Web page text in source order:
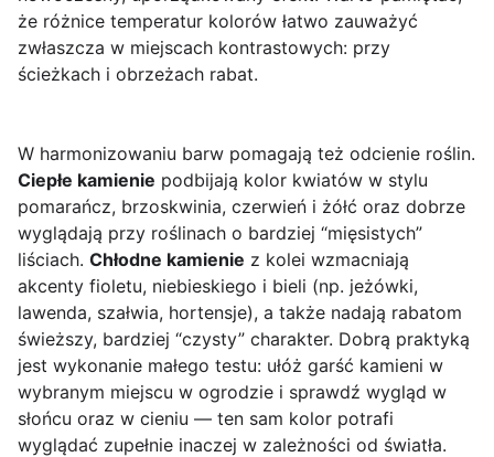
że różnice temperatur kolorów łatwo zauważyć
zwłaszcza w miejscach kontrastowych: przy
ścieżkach i obrzeżach rabat.
W harmonizowaniu barw pomagają też odcienie roślin.
Ciepłe kamienie podbijają kolor kwiatów w stylu
pomarańcz, brzoskwinia, czerwień i żółć oraz dobrze
wyglądają przy roślinach o bardziej “mięsistych”
liściach. Chłodne kamienie z kolei wzmacniają
akcenty fioletu, niebieskiego i bieli (np. jeżówki,
lawenda, szałwia, hortensje), a także nadają rabatom
świeższy, bardziej “czysty” charakter. Dobrą praktyką
jest wykonanie małego testu: ułóż garść kamieni w
wybranym miejscu w ogrodzie i sprawdź wygląd w
słońcu oraz w cieniu — ten sam kolor potrafi
wyglądać zupełnie inaczej w zależności od światła.